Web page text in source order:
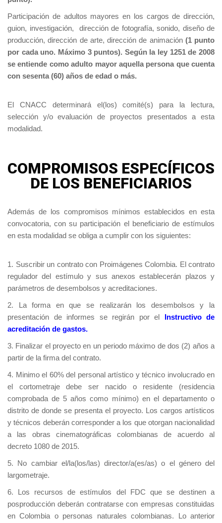
Participación de adultos mayores en los cargos de dirección,
guion, investigación, dirección de fotografía, sonido, diseño de
producción, dirección de arte, dirección de animación (1 punto
por cada uno. Máximo 3 puntos). Según la ley 1251 de 2008
se entiende como adulto mayor aquella persona que cuenta
con sesenta (60) años de edad o más.
El CNACC determinará el(los) comité(s) para la lectura,
selección y/o evaluación de proyectos presentados a esta
modalidad.
COMPROMISOS ESPECÍFICOS
DE LOS BENEFICIARIOS
Además de los compromisos mínimos establecidos en esta
convocatoria, con su participación el beneficiario de estímulos
en esta modalidad se obliga a cumplir con los siguientes:
1. Suscribir un contrato con Proimágenes Colombia. El contrato
regulador del estímulo y sus anexos establecerán plazos y
parámetros de desembolsos y acreditaciones.
2. La forma en que se realizarán los desembolsos y la
presentación de informes se regirán por el Instructivo de
acreditación de gastos.
3. Finalizar el proyecto en un periodo máximo de dos (2) años a
partir de la firma del contrato.
4. Minimo el 60% del personal artístico y técnico involucrado en
el cortometraje debe ser nacido o residente (residencia
comprobada de 5 años como mínimo) en el departamento o
distrito de donde se presenta el proyecto. Los cargos artísticos
y técnicos deberán corresponder a los que otorgan nacionalidad
a las obras cinematográficas colombianas de acuerdo al
decreto 1080 de 2015.
5. No cambiar el/la(los/las) director/a(es/as) o el género del
largometraje.
6. Los recursos de estímulos del FDC que se destinen a
posproducción deberán contratarse con empresas constituidas
en Colombia o personas naturales colombianas. Lo anterior